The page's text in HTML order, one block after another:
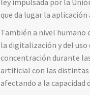
ley impulsada por la
que da lugar la
También a nivel humano
la digitalización y del uso
concentración durante
artificial con las distintas
afectando a la